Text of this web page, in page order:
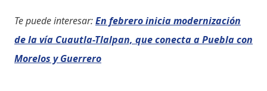
Te puede interesar:En febrero inicia modernización
de la vía Cuautla-Tlalpan, que conecta a Puebla con
Morelos y Guerrero